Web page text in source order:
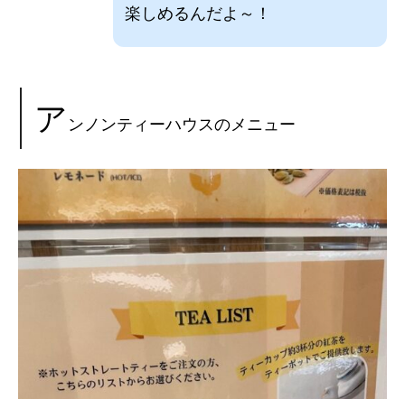
楽しめるんだよ～！
ア ンノンティーハウスのメニュー